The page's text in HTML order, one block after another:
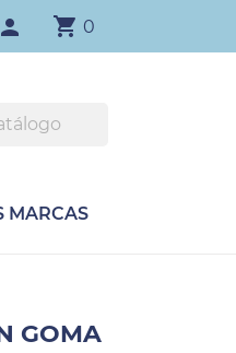
person shopping_cart 0
MARCAS
GOMA